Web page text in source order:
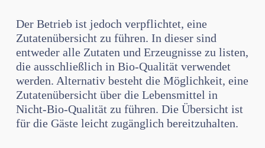
Der Betrieb ist jedoch verpflichtet, eine
Zutatenübersicht zu führen. In dieser sind
entweder alle Zutaten und Erzeugnisse zu listen,
die ausschließlich in Bio-Qualität verwendet
werden. Alternativ besteht die Möglichkeit, eine
Zutatenübersicht über die Lebensmittel in
Nicht-Bio-Qualität zu führen. Die Übersicht ist
für die Gäste leicht zugänglich bereitzuhalten.